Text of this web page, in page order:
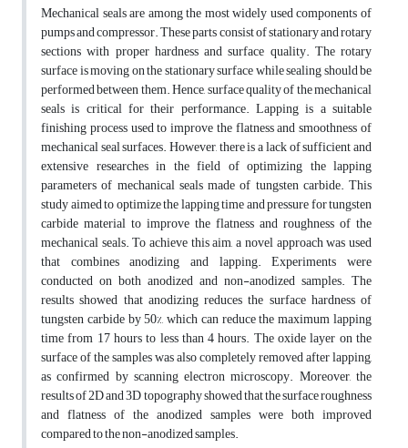
Mechanical seals are among the most widely used components of
pumps and compressor. These parts consist of stationary and rotary
sections with proper hardness and surface quality. The rotary
surface is moving on the stationary surface while sealing should be
performed between them. Hence, surface quality of the mechanical
seals is critical for their performance. Lapping is a suitable
finishing process used to improve the flatness and smoothness of
mechanical seal surfaces. However, there is a lack of sufficient and
extensive researches in the field of optimizing the lapping
parameters of mechanical seals made of tungsten carbide. This
study aimed to optimize the lapping time and pressure for tungsten
carbide material to improve the flatness and roughness of the
mechanical seals. To achieve this aim, a novel approach was used
that combines anodizing and lapping. Experiments were
conducted on both anodized and non-anodized samples. The
results showed that anodizing reduces the surface hardness of
tungsten carbide by 50%, which can reduce the maximum lapping
time from 17 hours to less than 4 hours. The oxide layer on the
surface of the samples was also completely removed after lapping,
as confirmed by scanning electron microscopy. Moreover, the
results of 2D and 3D topography showed that the surface roughness
and flatness of the anodized samples were both improved
compared to the non-anodized samples.